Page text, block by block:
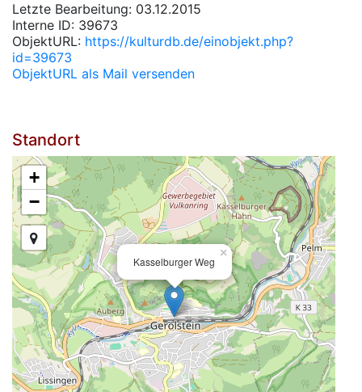
Letzte Bearbeitung: 03.12.2015
Interne ID: 39673
ObjektURL: https://kulturdb.de/einobjekt.php?
id=39673
ObjektURL als Mail versenden
Standort
Kasselburger Weg
×
+
−